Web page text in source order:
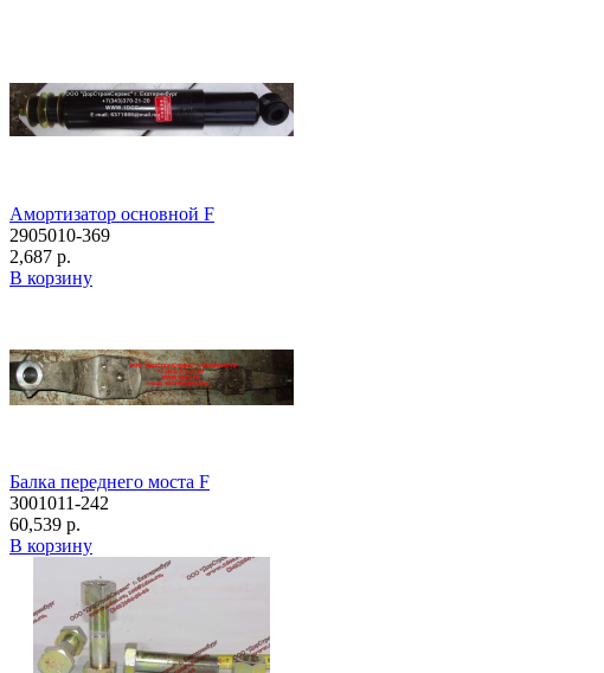
Амортизатор основной F
2905010-369
2,687 р.
В корзину
Балка переднего моста F
3001011-242
60,539 р.
В корзину